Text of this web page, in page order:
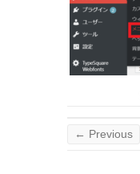
← Previous